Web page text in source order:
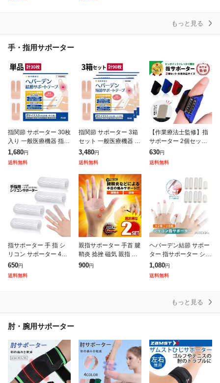
もっと見る
手・指用サポーター
指関節 サポーター 30枚
入り 一般医療機器 指先
へバーデン結節 テープ
ばね指 親指 痛い 武内
1,680円
送料無料
指関節 サポーター 3箱
セット 一般医療機器 指
先 ばね指 へバーデン結
節 テープ 武内製薬 使
小指
3,480円
送料無料
【作業療法士監修】指
サポーター 2個セット
第一関節 人差し指 中指
薬指 親指 小指 指のサ
630円
送料無料
指サポーター 手 指 シ
リコン サポーター 4個
セット ばね指 足指対応
防水 着圧 伸縮 簡単 装
650円
送料無料
親指サポーター 手首 腱
鞘炎 捻挫 磁気 親指 保
護 1個入 腱鞘炎 痛み 手
900円
ヘバーデン結節 サポー
ター 指サポーター シリ
コン 指サック 大小10個
セット 指関節サポータ
1,080円
送料無料
もっと見る
肘・腕用サポーター